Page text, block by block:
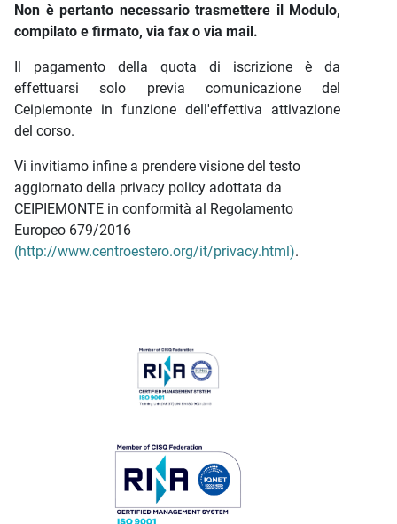
Non è pertanto necessario trasmettere il Modulo,
compilato e firmato, via fax o via mail.
Il pagamento della quota di iscrizione è da
effettuarsi solo previa comunicazione del
Ceipiemonte in funzione dell'effettiva attivazione
del corso.
Vi invitiamo infine a prendere visione del testo
aggiornato della privacy policy adottata da
CEIPIEMONTE in conformità al Regolamento
Europeo 679/2016
(http://www.centroestero.org/it/privacy.html).